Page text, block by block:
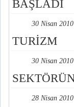
BAŞLADI
30 Nisan 2010
TURİZM
30 Nisan 2010
28 Nisan 2010